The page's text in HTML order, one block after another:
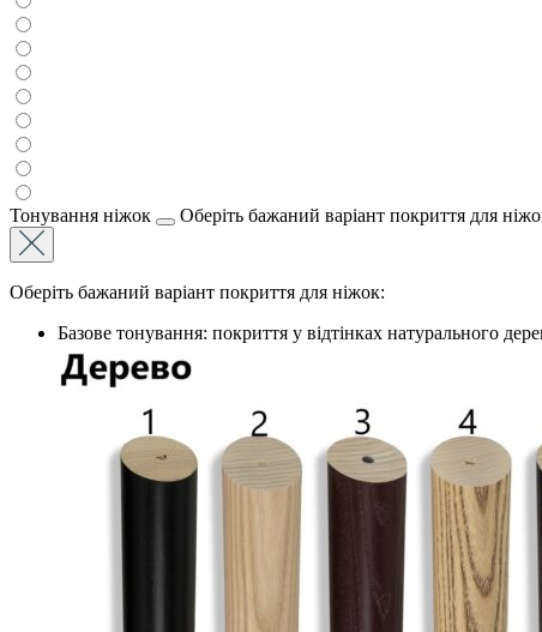
Тонування ніжок Оберіть бажаний варіант покриття для
Оберіть бажаний варіант покриття для ніжок:
Базове тонування: покриття у відтінках натурального